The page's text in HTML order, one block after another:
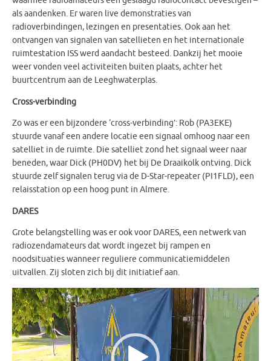
als aandenken. Er waren live demonstraties van
radioverbindingen, lezingen en presentaties. Ook aan het
ontvangen van signalen van satellieten en het internationale
ruimtestation ISS werd aandacht besteed. Dankzij het mooie
weer vonden veel activiteiten buiten plaats, achter het
buurtcentrum aan de Leeghwaterplas.
Cross-verbinding
Zo was er een bijzondere ‘cross-verbinding’: Rob (PA3EKE)
stuurde vanaf een andere locatie een signaal omhoog naar een
satelliet in de ruimte. Die satelliet zond het signaal weer naar
beneden, waar Dick (PH0DV) het bij De Draaikolk ontving. Dick
stuurde zelf signalen terug via de D-Star-repeater (PI1FLD), een
relaisstation op een hoog punt in Almere.
DARES
Grote belangstelling was er ook voor DARES, een netwerk van
radiozendamateurs dat wordt ingezet bij rampen en
noodsituaties wanneer reguliere communicatiemiddelen
uitvallen. Zij sloten zich bij dit initiatief aan.
Videospeler